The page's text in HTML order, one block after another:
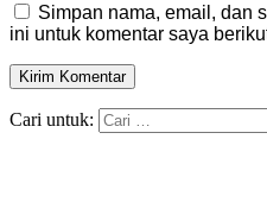
Simpan nama, email, dan
ini untuk komentar saya
Cari untuk: